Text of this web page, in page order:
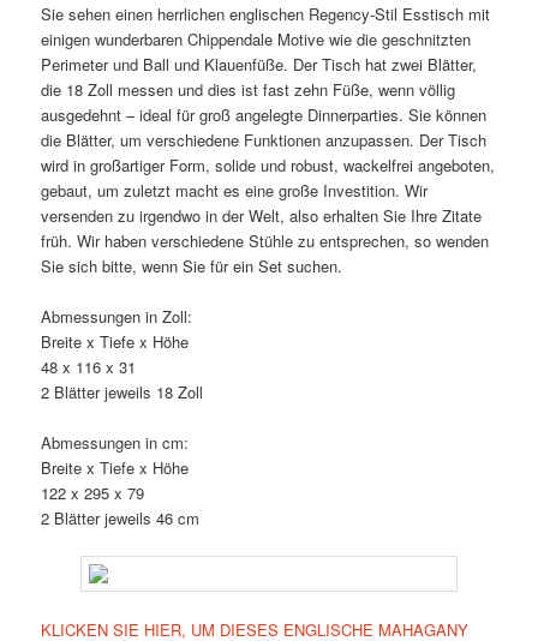
Sie sehen einen herrlichen englischen Regency-Stil Esstisch mit
einigen wunderbaren Chippendale Motive wie die geschnitzten
Perimeter und Ball und Klauenfüße. Der Tisch hat zwei Blätter,
die 18 Zoll messen und dies ist fast zehn Füße, wenn völlig
ausgedehnt – ideal für groß angelegte Dinnerparties. Sie können
die Blätter, um verschiedene Funktionen anzupassen. Der Tisch
wird in großartiger Form, solide und robust, wackelfrei angeboten,
gebaut, um zuletzt macht es eine große Investition. Wir
versenden zu irgendwo in der Welt, also erhalten Sie Ihre Zitate
früh. Wir haben verschiedene Stühle zu entsprechen, so wenden
Sie sich bitte, wenn Sie für ein Set suchen.
Abmessungen in Zoll:
Breite x Tiefe x Höhe
48 x 116 x 31
2 Blätter jeweils 18 Zoll
Abmessungen in cm:
Breite x Tiefe x Höhe
122 x 295 x 79
2 Blätter jeweils 46 cm
KLICKEN SIE HIER, UM DIESES ENGLISCHE MAHAGANY